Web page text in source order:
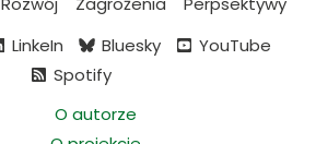
LinkeIn Bluesky
YouTube
Spotify
O autorze